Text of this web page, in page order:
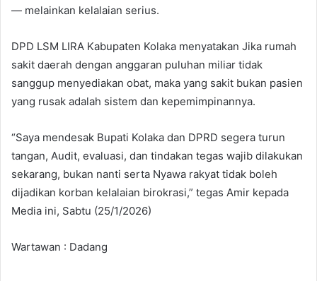
— melainkan kelalaian serius.
DPD LSM LIRA Kabupaten Kolaka menyatakan Jika rumah
sakit daerah dengan anggaran puluhan miliar tidak
sanggup menyediakan obat, maka yang sakit bukan pasien
yang rusak adalah sistem dan kepemimpinannya.
“Saya mendesak Bupati Kolaka dan DPRD segera turun
tangan, Audit, evaluasi, dan tindakan tegas wajib dilakukan
sekarang, bukan nanti serta Nyawa rakyat tidak boleh
dijadikan korban kelalaian birokrasi,” tegas Amir kepada
Media ini, Sabtu (25/1/2026)
Wartawan : Dadang